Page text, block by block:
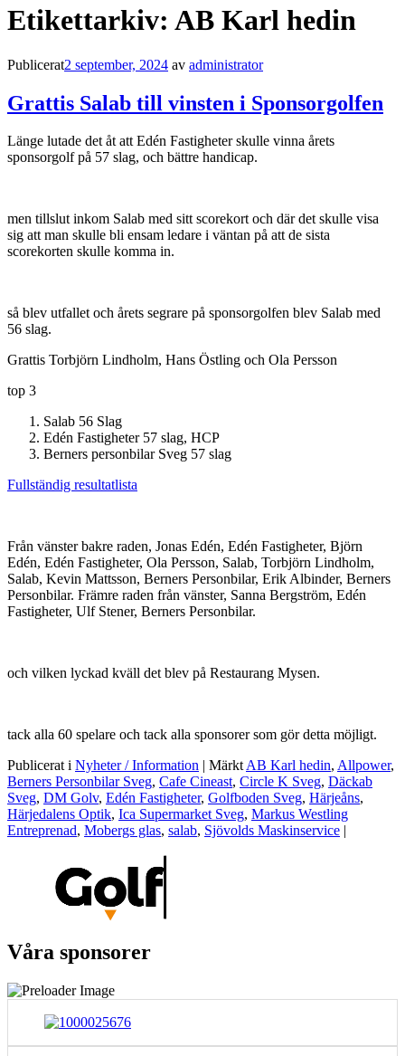
Etikettarkiv: AB Karl hedin
Publicerat2 september, 2024 av administrator
Grattis Salab till vinsten i Sponsorgolfen
Länge lutade det åt att Edén Fastigheter skulle vinna årets
sponsorgolf på 57 slag, och bättre handicap.
men tillslut inkom Salab med sitt scorekort och där det skulle visa
sig att man skulle bli ensam ledare i väntan på att de sista
scorekorten skulle komma in.
så blev utfallet och årets segrare på sponsorgolfen blev Salab med
56 slag.
Grattis Torbjörn Lindholm, Hans Östling och Ola Persson
top 3
Salab 56 Slag
Edén Fastigheter 57 slag, HCP
Berners personbilar Sveg 57 slag
Fullständig resultatlista
Från vänster bakre raden, Jonas Edén, Edén Fastigheter, Björn
Edén, Edén Fastigheter, Ola Persson, Salab, Torbjörn Lindholm,
Salab, Kevin Mattsson, Berners Personbilar, Erik Albinder, Berners
Personbilar. Främre raden från vänster, Sanna Bergström, Edén
Fastigheter, Ulf Stener, Berners Personbilar.
och vilken lyckad kväll det blev på Restaurang Mysen.
tack alla 60 spelare och tack alla sponsorer som gör detta möjligt.
Publicerat i Nyheter / Information MärktAB Karl hedin, Allpower,
Berners Personbilar Sveg, Cafe Cineast, Circle K Sveg, Däckab
Sveg, DM Golv, Edén Fastigheter, Golfboden Sveg, Härjeåns,
Härjedalens Optik, Ica Supermarket Sveg, Markus Westling
Entreprenad, Mobergs glas, salab, Sjövolds Maskinservice
Våra sponsorer